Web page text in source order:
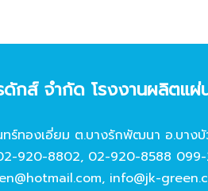
ดักส์ จํากัด โรงงานผลิตแผ่
ทองเอี่ยม ต.บางรักพัฒนา อ.บางบั
920-8802, 02-920-8588
, info@jk-